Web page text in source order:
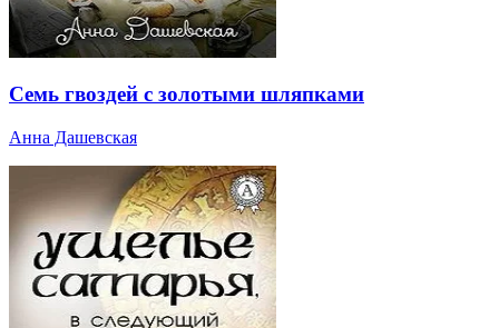
Семь гвоздей с золотыми шляпками
Анна Дашевская